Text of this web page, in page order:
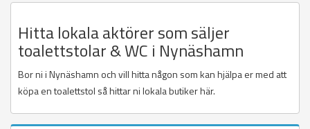
Hitta lokala aktörer som säljer
toalettstolar & WC i Nynäshamn
Bor ni i Nynäshamn och vill hitta någon som kan hjälpa er med att
köpa en toalettstol så hittar ni lokala butiker här.